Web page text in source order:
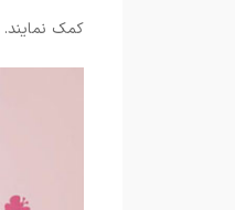
کمک نمایند.